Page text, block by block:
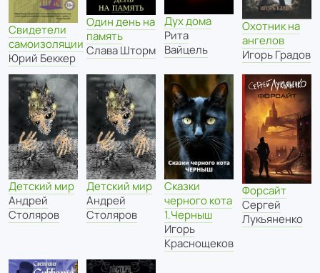
Свидетели
самоизоляции
Юрий Беккер
Один день на
память
Слава Шторм
Дух дома
Рита
Вайцель
Охотник на
ангелов
Игорь Градов
Детский мир
Андрей
Столяров
Детский мир
Андрей
Столяров
Сказки
черного кота
1.Черныш
Игорь
Краснощеков
Форсайт
Сергей
Лукьяненко